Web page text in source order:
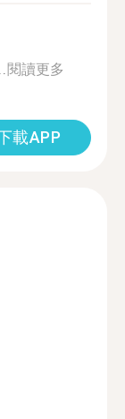
閱讀更多
載APP